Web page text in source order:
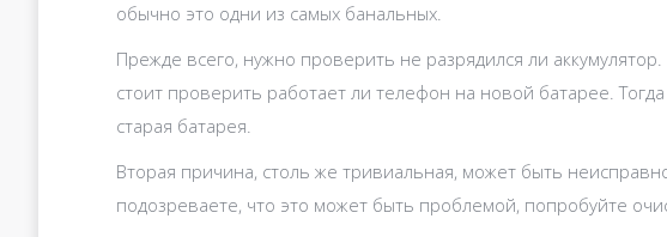
обычно это одни из самых банальных.
Прежде всего, нужно проверить не разрядился ли
стоит проверить работает ли телефон на новой батарее.
старая батарея.
Вторая причина, столь же тривиальная, может быть
подозреваете, что это может быть проблемой, попробуйте